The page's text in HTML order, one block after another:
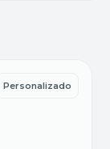
Personalizado